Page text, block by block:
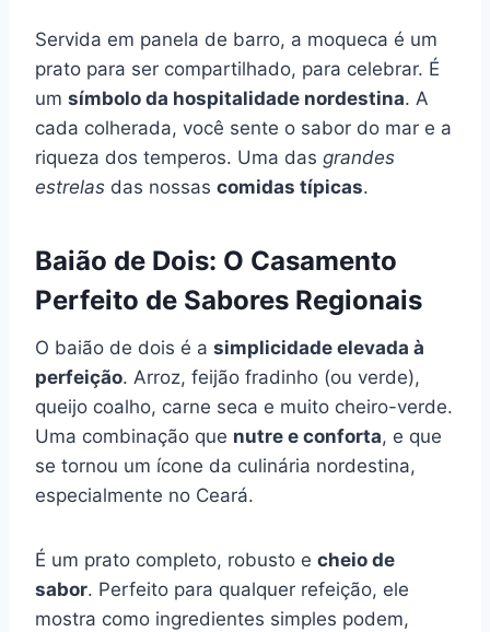
Servida em panela de barro, a moqueca é um
prato para ser compartilhado, para celebrar. É
um símbolo da hospitalidade nordestina. A
cada colherada, você sente o sabor do mar e a
riqueza dos temperos. Uma das grandes
estrelas das nossas comidas típicas.
Baião de Dois: O Casamento
Perfeito de Sabores Regionais
O baião de dois é a simplicidade elevada à
perfeição. Arroz, feijão fradinho (ou verde),
queijo coalho, carne seca e muito cheiro-verde.
Uma combinação que nutre e conforta, e que
se tornou um ícone da culinária nordestina,
especialmente no Ceará.
É um prato completo, robusto e cheio de
sabor. Perfeito para qualquer refeição, ele
mostra como ingredientes simples podem,